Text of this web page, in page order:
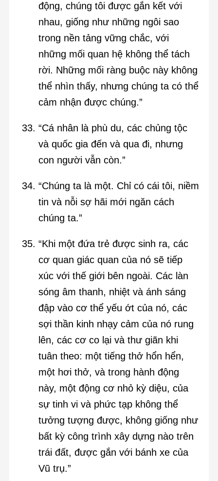
động, chúng tôi được gắn kết với
nhau, giống như những ngôi sao
trong nền tảng vững chắc, với
những mối quan hệ không thể tách
rời. Những mối ràng buộc này không
thể nhìn thấy, nhưng chúng ta có thể
cảm nhận được chúng.”
“Cá nhân là phù du, các chủng tộc
và quốc gia đến và qua đi, nhưng
con người vẫn còn.”
“Chúng ta là một. Chỉ có cái tôi, niềm
tin và nỗi sợ hãi mới ngăn cách
chúng ta.”
“Khi một đứa trẻ được sinh ra, các
cơ quan giác quan của nó sẽ tiếp
xúc với thế giới bên ngoài. Các làn
sóng âm thanh, nhiệt và ánh sáng
đập vào cơ thể yếu ớt của nó, các
sợi thần kinh nhạy cảm của nó rung
lên, các cơ co lại và thư giãn khi
tuân theo: một tiếng thở hổn hển,
một hơi thở, và trong hành động
này, một động cơ nhỏ kỳ diệu, của
sự tinh vi và phức tạp không thể
tưởng tượng được, không giống như
bất kỳ công trình xây dựng nào trên
trái đất, được gắn với bánh xe của
Vũ trụ.”